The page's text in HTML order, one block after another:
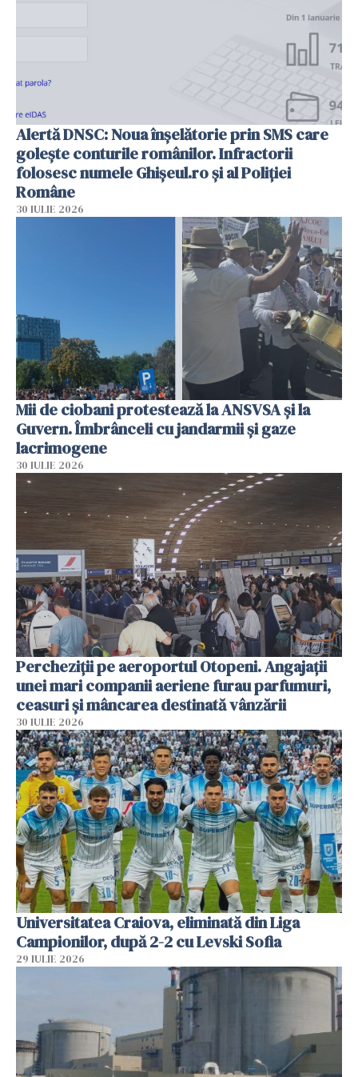
Alertă DNSC: Noua înșelătorie prin SMS care
golește conturile românilor. Infractorii
folosesc numele Ghișeul.ro și al Poliției
Române
30 IULIE 2026
Mii de ciobani protestează la ANSVSA și la
Guvern. Îmbrânceli cu jandarmii și gaze
lacrimogene
30 IULIE 2026
Percheziții pe aeroportul Otopeni. Angajații
unei mari companii aeriene furau parfumuri,
ceasuri și mâncarea destinată vânzării
30 IULIE 2026
Universitatea Craiova, eliminată din Liga
Campionilor, după 2-2 cu Levski Sofia
29 IULIE 2026